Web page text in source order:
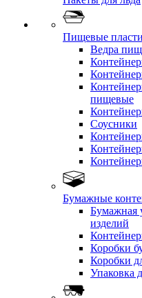
Пищевые
Ведра
пищевые
Соусники
Бумажные
Бумажная
изделий
Коробки
Коробки
Упаковка